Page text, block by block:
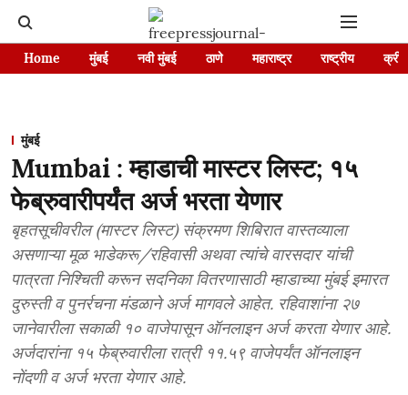
Home मुंबई नवी मुंबई ठाणे महाराष्ट्र राष्ट्रीय
मुंबई
Mumbai : म्हाडाची मास्टर लिस्ट; १५
फेब्रुवारीपर्यंत अर्ज भरता येणार
बृहतसूचीवरील (मास्टर लिस्ट) संक्रमण शिबिरात वास्तव्याला
असणाऱ्या मूळ भाडेकरू/रहिवासी अथवा त्यांचे वारसदार यांची
पात्रता निश्चिती करून सदनिका वितरणासाठी म्हाडाच्या मुंबई इमारत
दुरुस्ती व पुनर्रचना मंडळाने अर्ज मागवले आहेत. रहिवाशांना २७
जानेवारीला सकाळी १० वाजेपासून ऑनलाइन अर्ज करता येणार आहे.
अर्जदारांना १५ फेब्रुवारीला रात्री ११.५९ वाजेपर्यंत ऑनलाइन
नोंदणी व अर्ज भरता येणार आहे.